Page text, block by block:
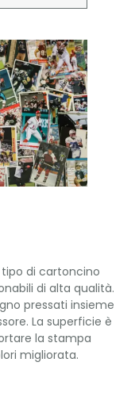
di cartoncino
di alta qualità.
pressati insieme
La superficie è
la stampa
migliorata.